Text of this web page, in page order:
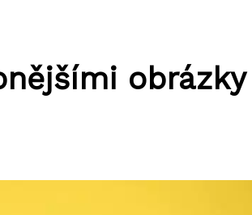
obrázky